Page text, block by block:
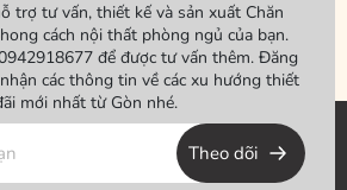
trợ tư vấn, thiết kế và sản xuất Chăn
cách nội thất phòng ngủ của bạn.
để được tư vấn thêm. Đăng
các thông tin về các xu hướng thiết
mới nhất từ Gòn nhé.
Theo dõi